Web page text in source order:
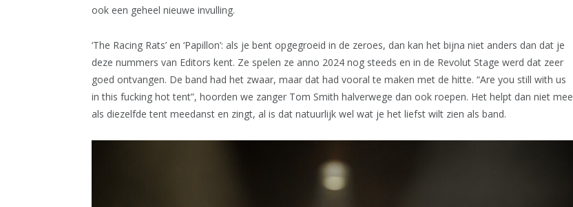
ook een geheel nieuwe invulling.
‘The Racing Rats’ en ‘Papillon’: als je bent opgegroeid in de zeroes, dan kan het bijna niet anders dan dat je
deze nummers van Editors kent. Ze spelen ze anno 2024 nog steeds en in de Revolut Stage werd dat zeer
goed ontvangen. De band had het zwaar, maar dat had vooral te maken met de hitte. “Are you still with us
in this fucking hot tent”, hoorden we zanger Tom Smith halverwege dan ook roepen. Het helpt dan niet mee
als diezelfde tent meedanst en zingt, al is dat natuurlijk wel wat je het liefst wilt zien als band.